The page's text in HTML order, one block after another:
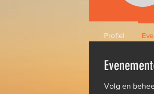
Volg en
Profiel